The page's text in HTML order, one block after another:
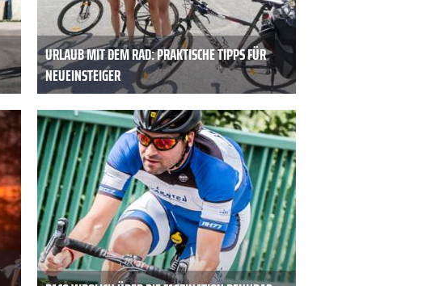
URLAUB MIT DEM RAD: PRAKTISCHE TIPPS FÜR
NEUEINSTEIGER